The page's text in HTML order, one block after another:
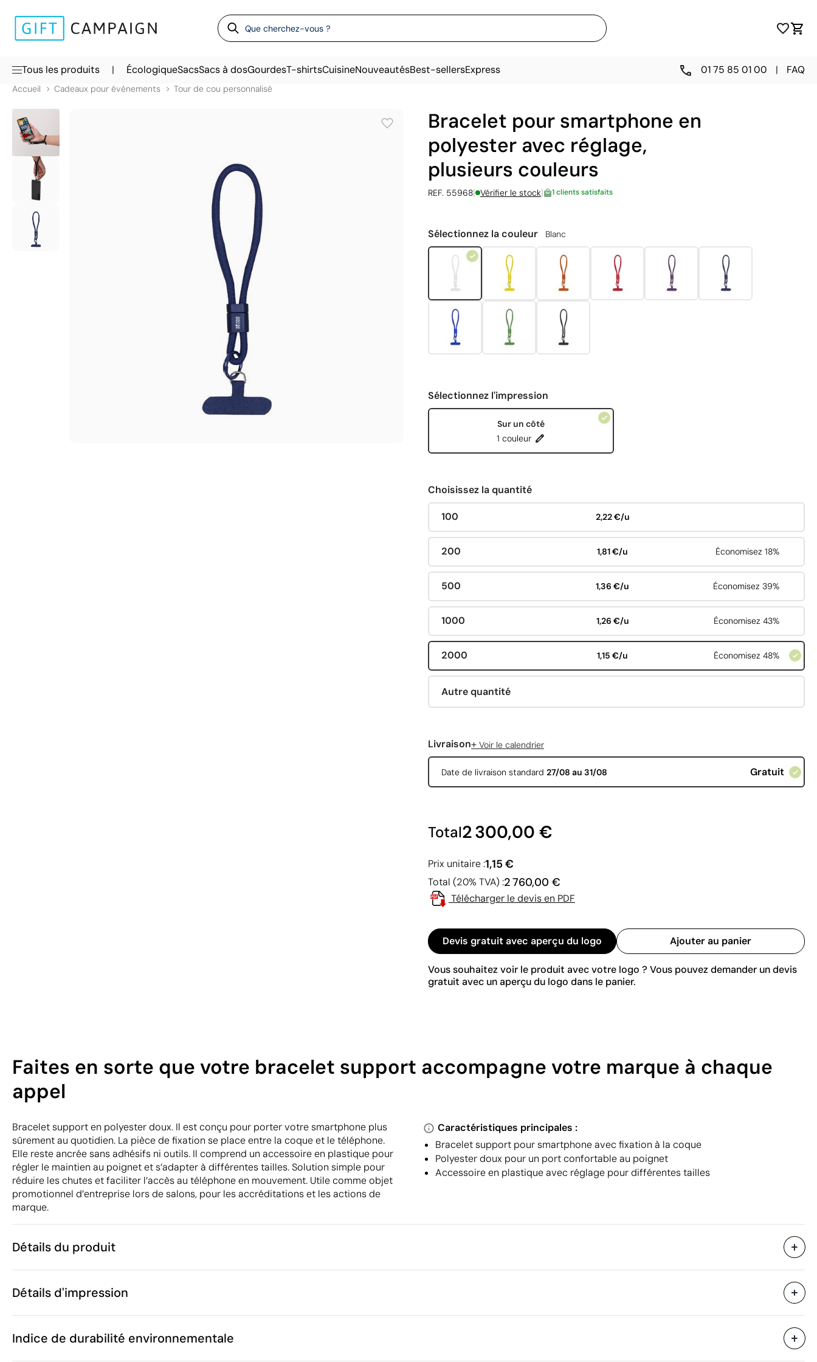
Tous les produits | ÉcologiqueSacsSacs à dosGourdesT-shirtsCuisineNouveautésBest-sellersExpress 01 75 85 01 00 | FAQ
Accueil Cadeaux pour événements Tour de cou personnalisé
Bracelet pour smartphone en
polyester avec réglage,
plusieurs couleurs
REF. 55968| Vérifier le stock| 1 clients satisfaits
Sélectionnez la couleur Blanc
Sélectionnez l'impression
Sur un côté
1 couleur
Choisissez la quantité
100 2,22 €/u
200 1,81 €/u Économisez 18%
500 1,36 €/u Économisez 39%
1000 1,26 €/u Économisez 43%
2000 1,15 €/u Économisez 48%
Autre quantité
Livraison+ Voir le calendrier
Date de livraison standard 27/08 au 31/08 Gratuit
Total2 300,00 €
Prix unitaire :1,15 €
Total (20% TVA) :2 760,00 €
Télécharger le devis en PDF
Devis gratuit avec aperçu du logo Ajouter au panier
Vous souhaitez voir le produit avec votre logo ? Vous pouvez demander un devis
gratuit avec un aperçu du logo dans le panier.
Faites en sorte que votre bracelet support accompagne votre marque à chaque
appel
Bracelet support en polyester doux. Il est conçu pour porter votre smartphone plus
sûrement au quotidien. La pièce de fixation se place entre la coque et le téléphone.
Elle reste ancrée sans adhésifs ni outils. Il comprend un accessoire en plastique pour
régler le maintien au poignet et s’adapter à différentes tailles. Solution simple pour
réduire les chutes et faciliter l’accès au téléphone en mouvement. Utile comme objet
promotionnel d’entreprise lors de salons, pour les accréditations et les actions de
marque.
Caractéristiques principales :
Bracelet support pour smartphone avec fixation à la coque
Polyester doux pour un port confortable au poignet
Accessoire en plastique avec réglage pour différentes tailles
Détails du produit
Caractéristiques
Code du produit
Poids
12 g
Polyester
Emballage
Volume de la boîte extérieure
0.04 m³
Détails d'impression
Indice de durabilité environnementale